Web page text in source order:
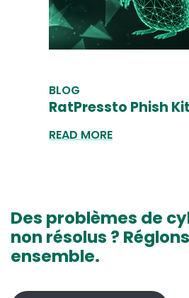
BLOG
RatPressto Phish Kit
READ MORE
Des problèmes de
non résolus ?
ensemble.